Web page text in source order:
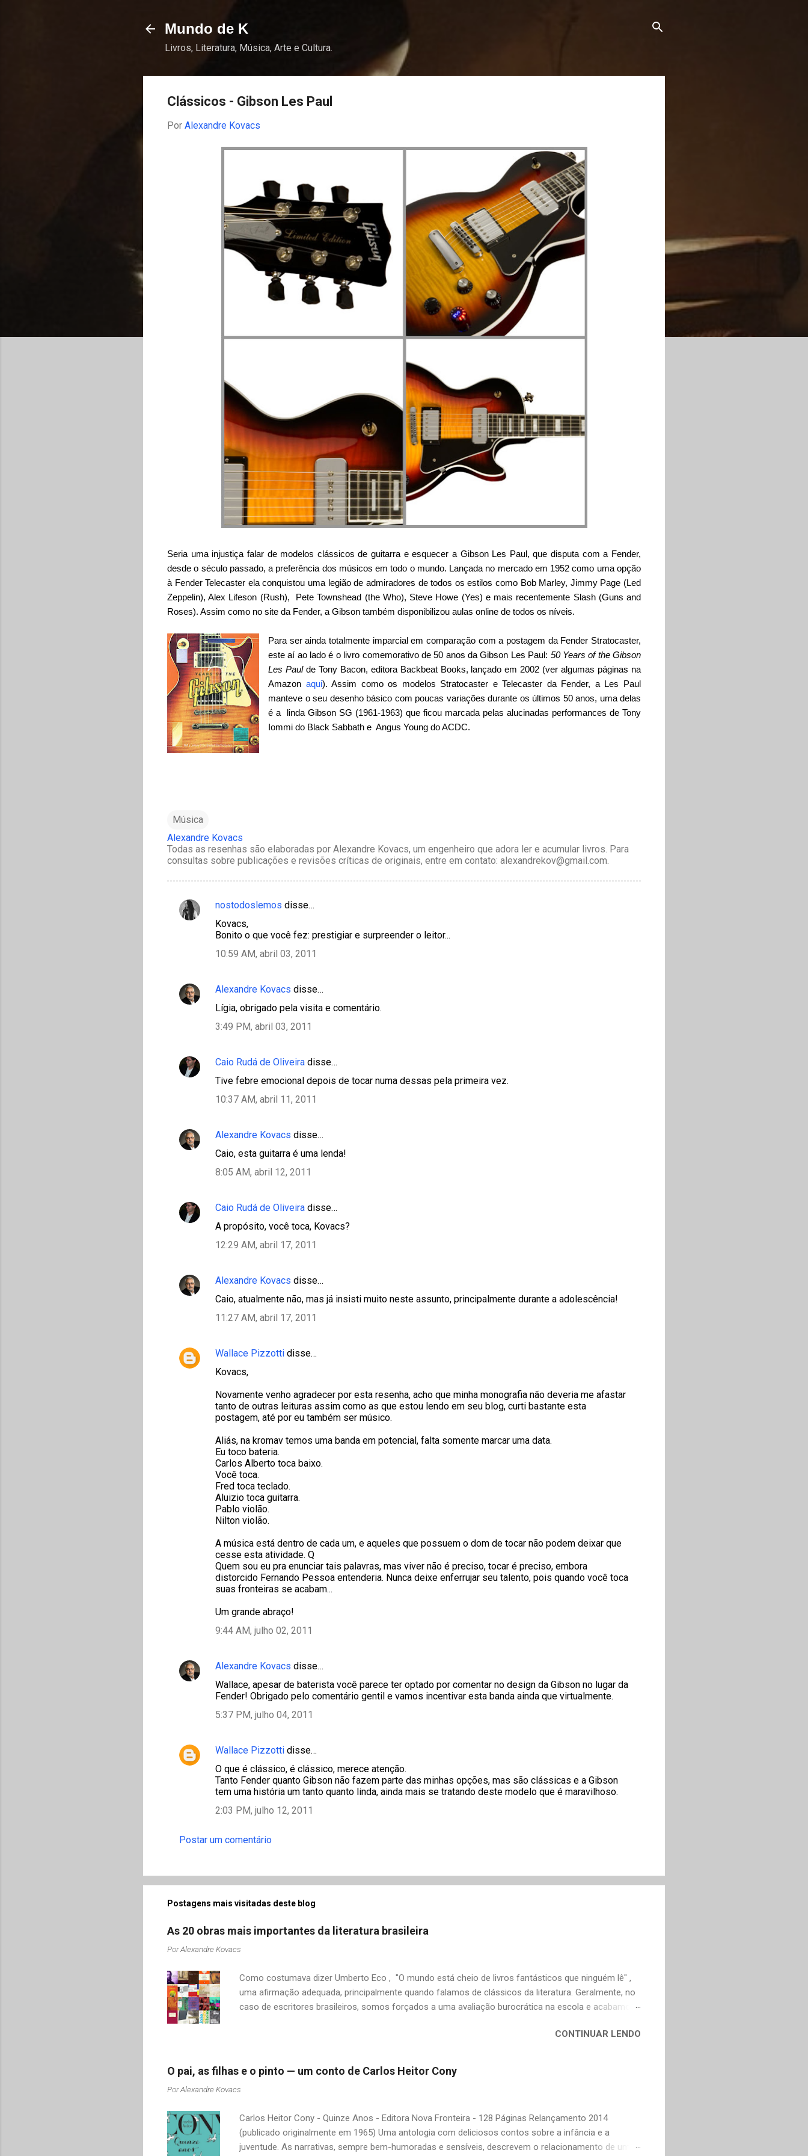
Mundo de K
Livros, Literatura, Música, Arte e Cultura.
Clássicos - Gibson Les Paul
Por Alexandre Kovacs
Seria uma injustiça falar de modelos clássicos de guitarra e esquecer a Gibson Les Paul, que disputa com a Fender,
desde o século passado, a preferência dos músicos em todo o mundo. Lançada no mercado em 1952 como uma opção
à Fender Telecaster ela conquistou uma legião de admiradores de todos os estilos como Bob Marley, Jimmy Page (Led
Zeppelin), Alex Lifeson (Rush), Pete Townshead (the Who), Steve Howe (Yes) e mais recentemente Slash (Guns and
Roses). Assim como no site da Fender, a Gibson também disponibilizou aulas online de todos os níveis.
Para ser ainda totalmente imparcial em comparação com a postagem da Fender Stratocaster,
este aí ao lado é o livro comemorativo de 50 anos da Gibson Les Paul: 50 Years of the Gibson
Les Paulde Tony Bacon, editora Backbeat Books, lançado em 2002 (ver algumas páginas na
Amazon aqui). Assim como os modelos Stratocaster e Telecaster da Fender, a Les Paul
manteve o seu desenho básico com poucas variações durante os últimos 50 anos, uma delas
é a linda Gibson SG (1961-1963) que ficou marcada pelas alucinadas performances de Tony
Iommi do Black Sabbath e Angus Young do ACDC.
Música
Alexandre Kovacs
Todas as resenhas são elaboradas por Alexandre Kovacs, um engenheiro que adora ler e acumular livros. Para
consultas sobre publicações e revisões críticas de originais, entre em contato: alexandrekov@gmail.com.
C
t
o
s
nostodoslemos disse…
Kovacs,
Bonito o que você fez: prestigiar e surpreender o leitor...
10:59 AM, abril 03, 2011
Alexandre Kovacs disse…
Lígia, obrigado pela visita e comentário.
3:49 PM, abril 03, 2011
Caio Rudá de Oliveira disse…
Tive febre emocional depois de tocar numa dessas pela primeira vez.
10:37 AM, abril 11, 2011
Alexandre Kovacs disse…
Caio, esta guitarra é uma lenda!
8:05 AM, abril 12, 2011
Caio Rudá de Oliveira disse…
A propósito, você toca, Kovacs?
12:29 AM, abril 17, 2011
Alexandre Kovacs disse…
Caio, atualmente não, mas já insisti muito neste assunto, principalmente durante a adolescência!
11:27 AM, abril 17, 2011
Wallace Pizzotti disse…
Kovacs,
Novamente venho agradecer por esta resenha, acho que minha monografia não deveria me afastar
tanto de outras leituras assim como as que estou lendo em seu blog, curti bastante esta
postagem, até por eu também ser músico.
Aliás, na kromav temos uma banda em potencial, falta somente marcar uma data.
Eu toco bateria.
Carlos Alberto toca baixo.
Você toca.
Fred toca teclado.
Aluizio toca guitarra.
Pablo violão.
Nilton violão.
A música está dentro de cada um, e aqueles que possuem o dom de tocar não podem deixar que
cesse esta atividade. Q
Quem sou eu pra enunciar tais palavras, mas viver não é preciso, tocar é preciso, embora
distorcido Fernando Pessoa entenderia. Nunca deixe enferrujar seu talento, pois quando você toca
suas fronteiras se acabam...
Um grande abraço!
9:44 AM, julho 02, 2011
Alexandre Kovacs disse…
Wallace, apesar de baterista você parece ter optado por comentar no design da Gibson no lugar da
Fender! Obrigado pelo comentário gentil e vamos incentivar esta banda ainda que virtualmente.
5:37 PM, julho 04, 2011
Wallace Pizzotti disse…
O que é clássico, é clássico, merece atenção.
Tanto Fender quanto Gibson não fazem parte das minhas opções, mas são clássicas e a Gibson
tem uma história um tanto quanto linda, ainda mais se tratando deste modelo que é maravilhoso.
2:03 PM, julho 12, 2011
Postar um comentário
Postagens mais visitadas deste blog
As 20 obras mais importantes da literatura brasileira
PorAlexandre Kovacs
Como costumava dizer Umberto Eco , "O mundo está cheio de livros fantásticos que ninguém lê" ,
uma afirmação adequada, principalmente quando falamos de clássicos da literatura. Geralmente, no
caso de escritores brasileiros, somos forçados a uma avaliação burocrática na escola e acabamos
o contrário. É surpreendente como uma segunda visita a essas obras, já em nossa maturidade, pode
mudamos nós? A limitação de apenas 20 indicações me forçou a deixar grandes autores de fora,
tais como: Álvares de Azevedo, Antônio Calado, Augusto dos Anjos, Autran Dourado, Carlos
Drummond de Andrade, Castro Alves, Cecília Meireles, Dias Gomes, Dalton Trevisan, Fernando
citar alguns (em o...
CONTINUAR LENDO
O pai, as filhas e o pinto — um conto de Carlos Heitor Cony
PorAlexandre Kovacs
Carlos Heitor Cony - Quinze Anos - Editora Nova Fronteira - 128 Páginas Relançamento 2014
(publicado originalmente em 1965) Uma antologia com deliciosos contos sobre a infância e a
juventude. As narrativas, sempre bem-humoradas e sensíveis, descrevem o relacionamento de um